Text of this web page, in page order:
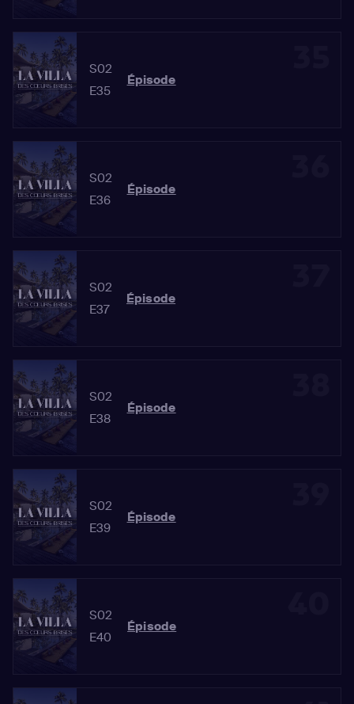
S02
E35
Épisode
S02
E36
Épisode
S02
E37
Épisode
S02
E38
Épisode
S02
E39
Épisode
S02
E40
Épisode